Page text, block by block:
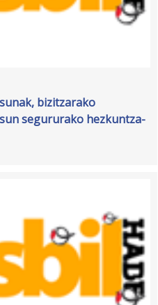
bizitzarako
segururako hezkuntza-